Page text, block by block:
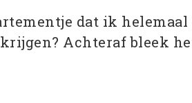
dat ik
Achteraf bleek